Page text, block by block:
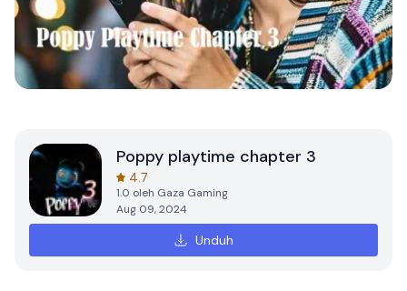
Poppy playtime chapter 3
4.7
1.0 oleh Gaza Gaming
Aug 09, 2024
Unduh